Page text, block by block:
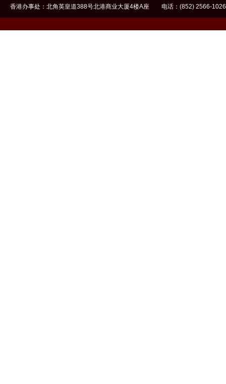
香港办事处：北角英皇道388号北港商业大厦4楼A座 电话：(852)